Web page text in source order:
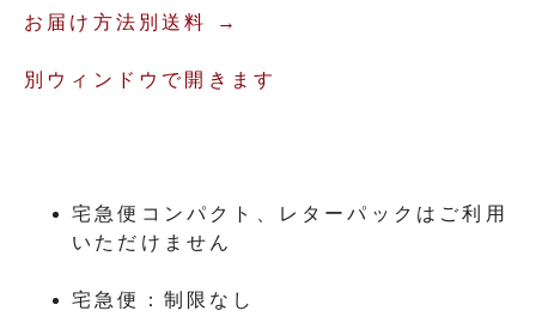
お届け方法別送料 →
別ウィンドウで開きます
宅急便コンパクト、レターパックはご利用
いただけません
宅急便：制限なし